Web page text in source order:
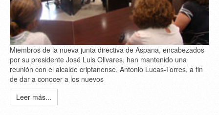
Miembros de la nueva junta directiva de Aspana, encabezados
por su presidente José Luis Olivares, han mantenido una
reunión con el alcalde criptanense, Antonio Lucas-Torres, a fin
de dar a conocer a los nuevos
Leer más...